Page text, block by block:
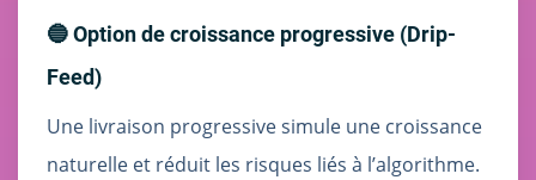
🔵 Option de croissance progressive (Drip-
Feed)
Une livraison progressive simule une croissance
naturelle et réduit les risques liés à l’algorithme.